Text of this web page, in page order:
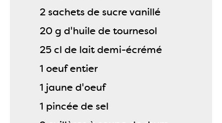
2 sachets de sucre vanillé
20 g d'huile de tournesol
25 cl de lait demi-écrémé
1 oeuf entier
1 jaune d'oeuf
1 pincée de sel